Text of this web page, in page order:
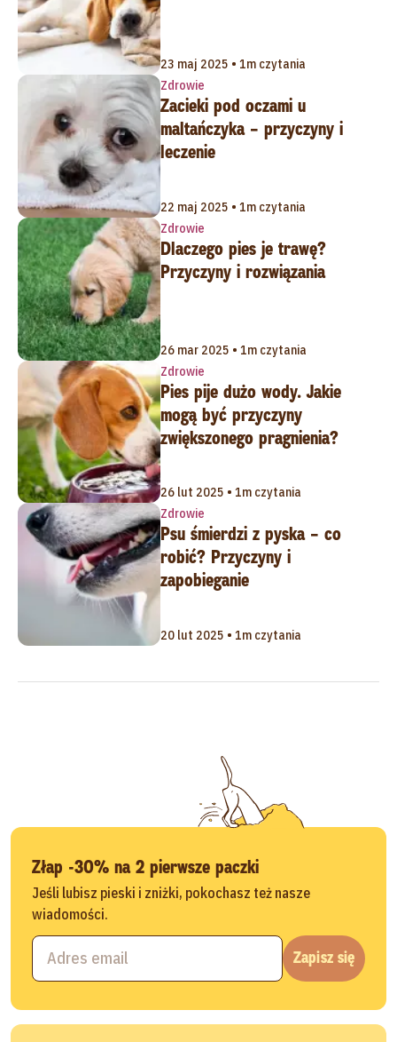
23 maj 2025 • 1m czytania
Zdrowie
Zacieki pod oczami u
maltańczyka – przyczyny i
leczenie
22 maj 2025 • 1m czytania
Zdrowie
Dlaczego pies je trawę?
Przyczyny i rozwiązania
26 mar 2025 • 1m czytania
Zdrowie
Pies pije dużo wody. Jakie
mogą być przyczyny
zwiększonego pragnienia?
26 lut 2025 • 1m czytania
Zdrowie
Psu śmierdzi z pyska – co
robić? Przyczyny i
zapobieganie
20 lut 2025 • 1m czytania
Złap -30% na 2 pierwsze paczki
Jeśli lubisz pieski i zniżki, pokochasz też nasze
wiadomości.
Zapisz się